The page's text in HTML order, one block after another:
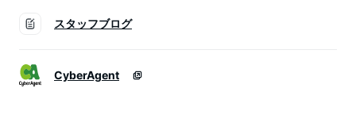
スタッフブログ
CyberAgent